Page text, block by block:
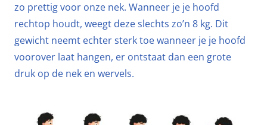
zo prettig voor onze nek. Wanneer je je hoofd
rechtop houdt, weegt deze slechts zo’n 8 kg. Dit
gewicht neemt echter sterk toe wanneer je je hoofd
voorover laat hangen, er ontstaat dan een grote
druk op de nek en wervels.